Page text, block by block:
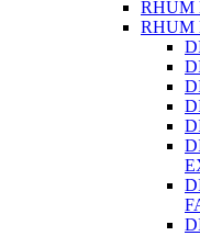
RHUM
RHUM